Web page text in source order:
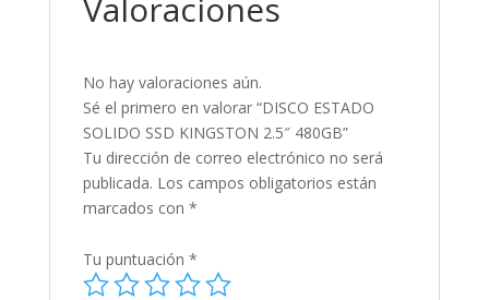
Valoraciones
No hay valoraciones aún.
Sé el primero en valorar “DISCO ESTADO
SOLIDO SSD KINGSTON 2.5″ 480GB”
Tu dirección de correo electrónico no será
publicada. Los campos obligatorios están
marcados con *
Tu puntuación *